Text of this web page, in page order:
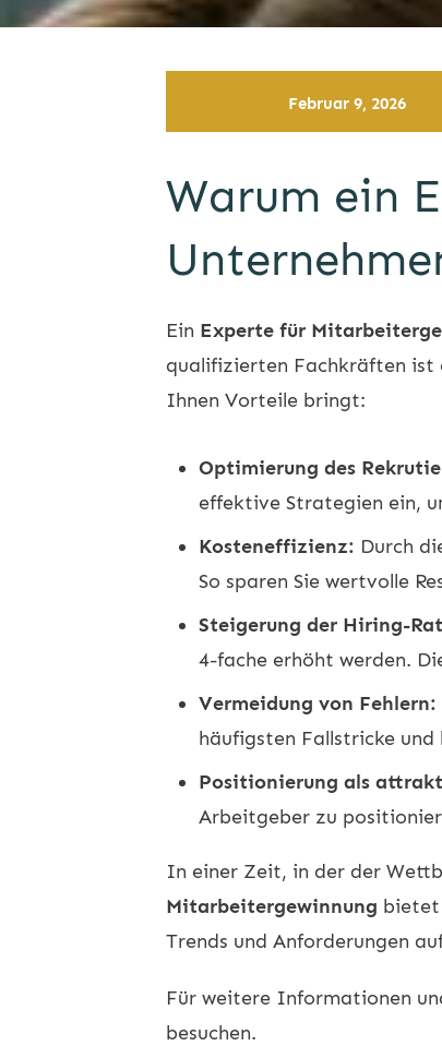
Februar 9, 2026
Warum ein
Ein Experte für
qualifizierten Fachkräften ist
Ihnen Vorteile bringt:
Optimierung des
effektive Strategien ein,
Kosteneffizienz: Durch
So sparen Sie wertvolle
Steigerung der Hiring-
4-fache erhöht werden.
Vermeidung von Fehlern:
häufigsten Fallstricke
Positionierung als
Arbeitgeber zu
In einer Zeit, in der der
Mitarbeitergewinnung bietet
Trends und Anforderungen
Für weitere Informationen
besuchen.